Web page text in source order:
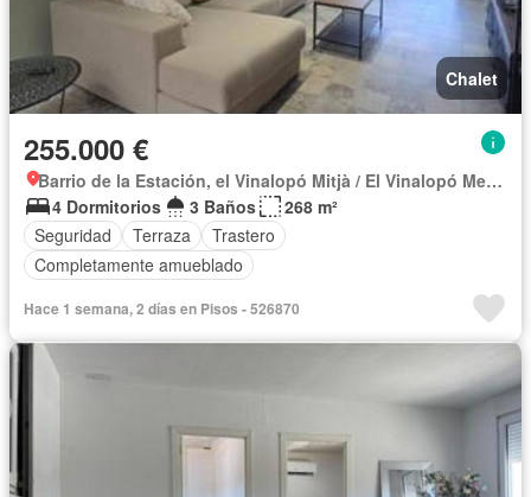
Chalet
255.000 €
Barrio de la Estación, el Vinalopó Mitjà / El Vinalopó Medio
4 Dormitorios
3 Baños
268 m²
Seguridad
Terraza
Trastero
Completamente amueblado
Hace 1 semana, 2 días en Pisos - 526870